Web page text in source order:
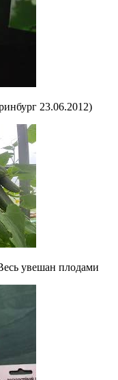
23.06.2012)
увешан плодами